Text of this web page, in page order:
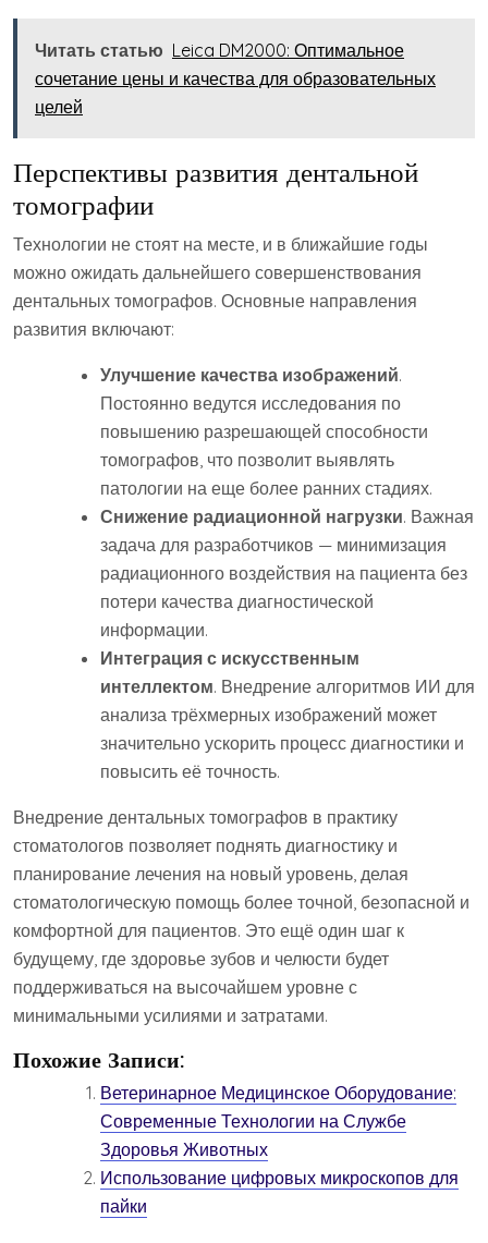
Читать статью Leica DM2000: Оптимальное
сочетание цены и качества для образовательных
целей
Перспективы развития дентальной
томографии
Технологии не стоят на месте, и в ближайшие годы
можно ожидать дальнейшего совершенствования
дентальных томографов. Основные направления
развития включают:
Улучшение качества изображений.
Постоянно ведутся исследования по
повышению разрешающей способности
томографов, что позволит выявлять
патологии на еще более ранних стадиях.
Снижение радиационной нагрузки. Важная
задача для разработчиков — минимизация
радиационного воздействия на пациента без
потери качества диагностической
информации.
Интеграция с искусственным
интеллектом. Внедрение алгоритмов ИИ для
анализа трёхмерных изображений может
значительно ускорить процесс диагностики и
повысить её точность.
Внедрение дентальных томографов в практику
стоматологов позволяет поднять диагностику и
планирование лечения на новый уровень, делая
стоматологическую помощь более точной, безопасной и
комфортной для пациентов. Это ещё один шаг к
будущему, где здоровье зубов и челюсти будет
поддерживаться на высочайшем уровне с
минимальными усилиями и затратами.
Похожие Записи:
Ветеринарное Медицинское Оборудование:
Современные Технологии на Службе
Здоровья Животных
Использование цифровых микроскопов для
пайки